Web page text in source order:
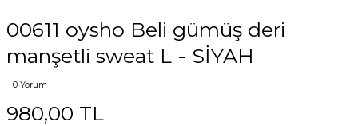
00611 oysho Beli gümüş deri
manşetli sweat L - SİYAH
0 Yorum
980,00 TL